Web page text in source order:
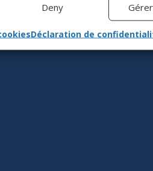
Deny
Déclaration de